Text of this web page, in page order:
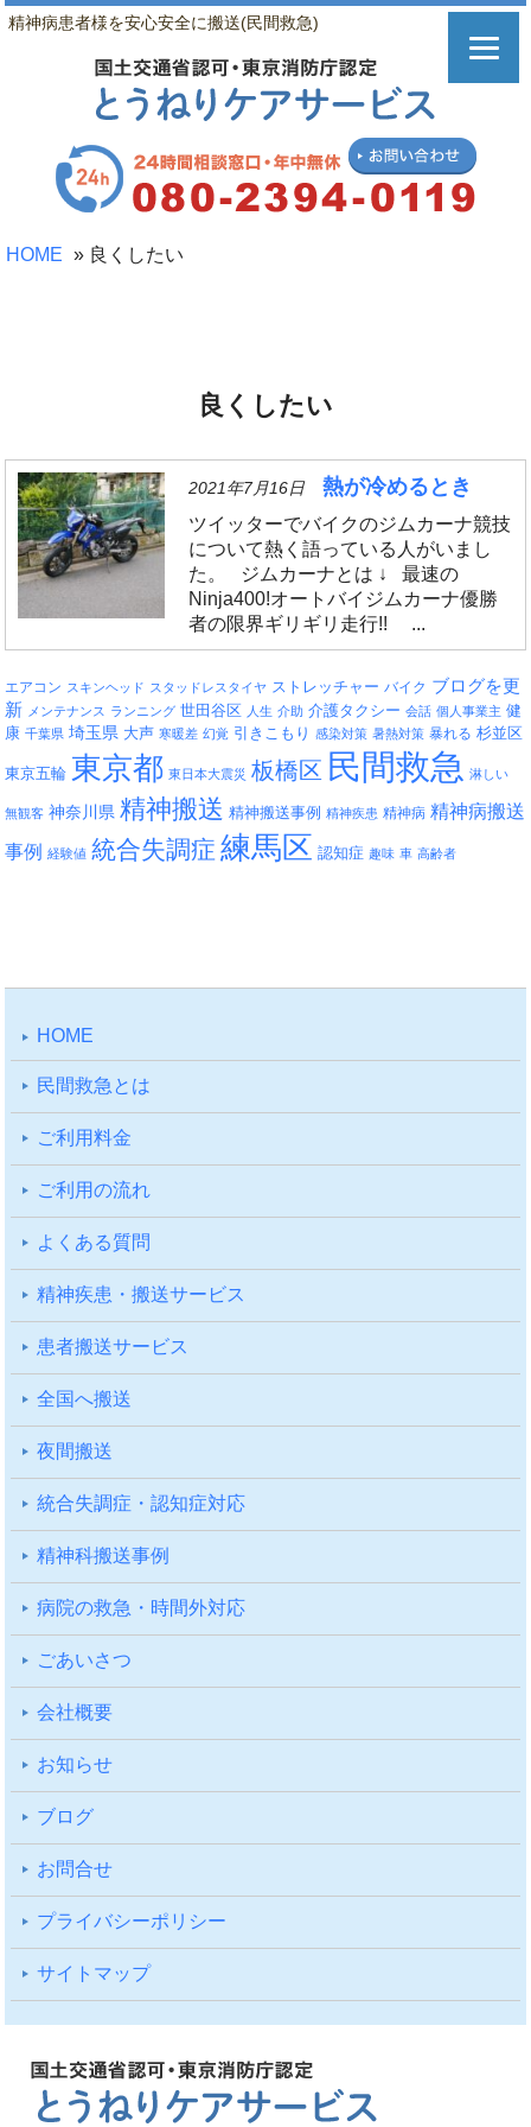
精神病患者様を安心安全に搬送(民間救急)
HOME » 良くしたい
良くしたい
2021年7月16日 熱が冷めるとき
ツイッターでバイクのジムカーナ競技
について熱く語っている人がいまし
た。 ジムカーナとは ↓ 最速の
Ninja400!オートバイジムカーナ優勝
者の限界ギリギリ走行!! ...
エアコン スキンヘッド スタッドレスタイヤ ストレッチャー バイク ブログを更
新 メンテナンス ランニング 世田谷区 人生 介助 介護タクシー 会話 個人事業主 健
康 千葉県 埼玉県 大声 寒暖差 幻覚 引きこもり 感染対策 暑熱対策 暴れる 杉並区
東京五輪 東京都 東日本大震災 板橋区 民間救急 淋しい
無観客 神奈川県 精神搬送 精神搬送事例 精神疾患 精神病 精神病搬送
事例
経験値 統合失調症 練馬区 認知症 趣味 車 高齢者
HOME
⺠間救急とは
ご利⽤料⾦
ご利⽤の流れ
よくある質問
精神疾患・搬送サービス
患者搬送サービス
全国へ搬送
夜間搬送
統合失調症・認知症対応
精神科搬送事例
病院の救急・時間外対応
ごあいさつ
会社概要
お知らせ
ブログ
お問合せ
プライバシーポリシー
サイトマップ